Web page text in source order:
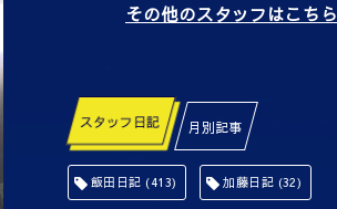
その他のスタッフはこちら
スタッフ日記 月別記事
飯田日記 (413) 加藤日記 (32)